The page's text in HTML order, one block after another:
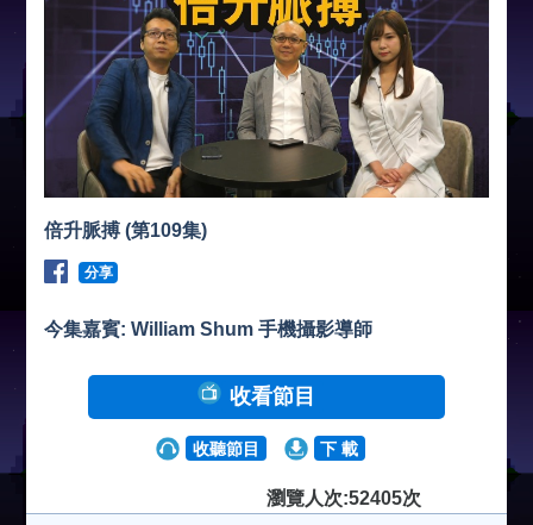
倍升脈搏 (第109集)
分享
今集嘉賓: William Shum 手機攝影導師
收看節目
收聽節目 下 載
瀏覽人次:52405次